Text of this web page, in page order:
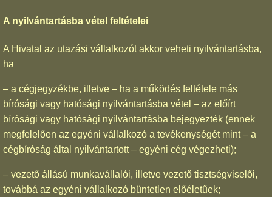
A nyilvántartásba vétel feltételei
A Hivatal az utazási vállalkozót akkor veheti nyilvántartásba,
ha
– a cégjegyzékbe, illetve – ha a működés feltétele más
bírósági vagy hatósági nyilvántartásba vétel – az előírt
bírósági vagy hatósági nyilvántartásba bejegyezték (ennek
megfelelően az egyéni vállalkozó a tevékenységét mint – a
cégbíróság által nyilvántartott – egyéni cég végezheti);
– vezető állású munkavállalói, illetve vezető tisztségviselői,
továbbá az egyéni vállalkozó büntetlen előéletűek;